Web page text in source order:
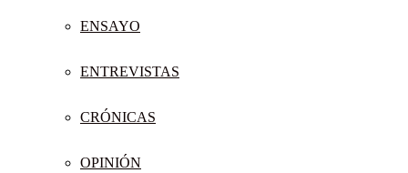
ENSAYO
ENTREVISTAS
CRÓNICAS
OPINIÓN